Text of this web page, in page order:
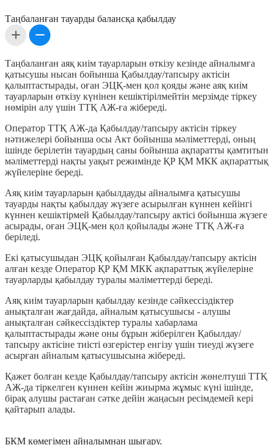
Таңбаланған тауарды балансқа қабылдау
Таңбаланған аяқ киім тауарларын өткізу кезінде айналымға
қатысушы нысан бойынша Қабылдау/тапсыру актісін
қалыптастырады, оған ЭЦҚ-мен қол қояды және аяқ киім
тауарларын өткізу күнінен кешіктірілмейтін мерзімде тіркеу
нөмірін алу үшін ТТҚ АЖ-ға жібереді.
Оператор ТТҚ АЖ-да Қабылдау/тапсыру актісін тіркеу
нәтижелері бойынша осы Акт бойынша мәліметтерді, оның
ішінде берілетін тауардың саны бойынша ақпаратты қамтитын
мәліметтерді нақты уақыт режимінде ҚР ҚМ МКК ақпараттық
жүйелеріне береді.
Аяқ киім тауарларын қабылдауды айналымға қатысушы
тауарды нақты қабылдау жүзеге асырылған күннен кейінгі
күннен кешіктірмей Қабылдау/тапсыру актісі бойынша жүзеге
асырады, оған ЭЦҚ-мен қол қойылады және ТТҚ АЖ-ға
беріледі.
Екі қатысушыдан ЭЦҚ қойылған Қабылдау/тапсыру актісін
алған кезде Оператор ҚР ҚМ МКК ақпараттық жүйелеріне
тауарларды қабылдау туралы мәліметтерді береді.
Аяқ киім тауарларын қабылдау кезінде сәйкессіздіктер
анықталған жағдайда, айналым қатысушысы - алушы
анықталған сәйкессіздіктер туралы хабарлама
қалыптастырады және оны бұрын жіберілген Қабылдау/
тапсыру актісіне тиісті өзгерістер енгізу үшін тиеуді жүзеге
асырған айналым қатысушысына жібереді.
Қажет болған кезде Қабылдау/тапсыру актісін жөнелтуші ТТҚ
АЖ-да тіркелген күннен кейін жиырма жұмыс күні ішінде,
бірақ алушы растаған сәтке дейін жаңасын ресімдемей кері
қайтарып алады.
БКМ көмегімен айналымнан шығару.